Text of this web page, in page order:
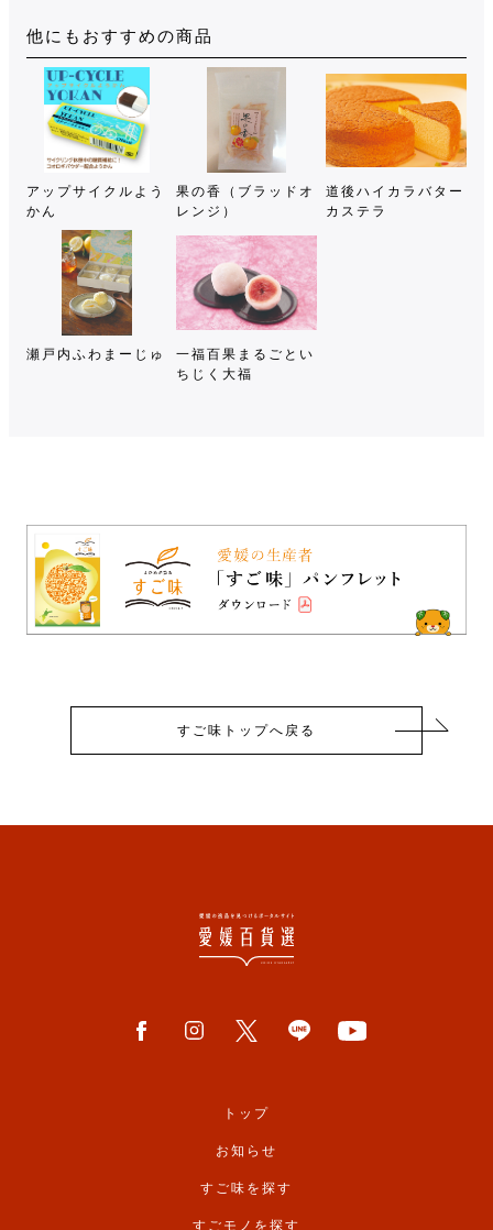
他にもおすすめの商品
アップサイクルよう
かん
果の香（ブラッドオ
レンジ）
道後ハイカラバター
カステラ
瀬戸内ふわまーじゅ
一福百果まるごとい
ちじく大福
すご味トップへ戻る
トップ
お知らせ
すご味を探す
すごモノを探す